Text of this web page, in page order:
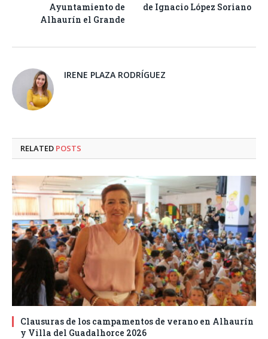
Ayuntamiento de
Alhaurín el Grande
de Ignacio López Soriano
IRENE PLAZA RODRÍGUEZ
RELATED POSTS
Clausuras de los campamentos de verano en Alhaurín
y Villa del Guadalhorce 2026